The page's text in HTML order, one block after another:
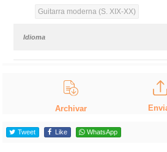
Guitarra moderna (S. XIX-XX)
Idioma
Archivar
Tweet Like WhatsApp